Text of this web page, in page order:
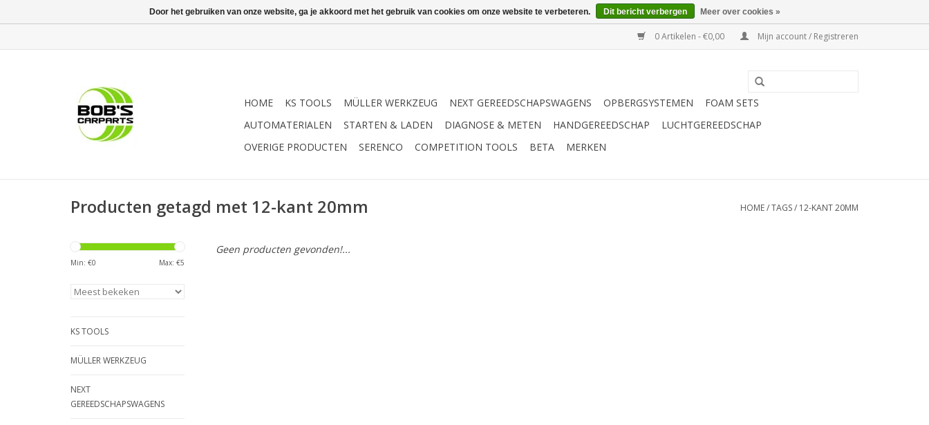
0 Artikelen - €0,00 Mijn account / Registreren
HOME KS TOOLS MÜLLER WERKZEUG NEXT GEREEDSCHAPSWAGENS OPBERGSYSTEMEN
FOAM SETS
AUTOMATERIALEN
STARTEN & LADEN DIAGNOSE & METEN HANDGEREEDSCHAP
LUCHTGEREEDSCHAP
OVERIGE PRODUCTEN
SERENCO COMPETITION TOOLS BETA MERKEN
Producten getagd met 12-kant 20mm HOME/TAGS/ 12-KANT 20MM
Min: €0 Max: €5
KS TOOLS
MÜLLER WERKZEUG
NEXT
GEREEDSCHAPSWAGENS
Geen producten gevonden!...
Door het gebruiken van onze website, ga je akkoord met het gebruik van cookies om onze website te verbeteren. Dit bericht verbergen Meer over cookies »